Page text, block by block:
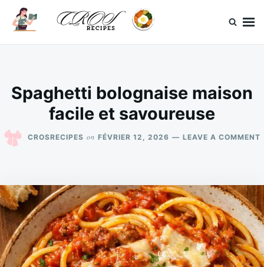
SkipSearch
for:
Spaghetti bolognaise maison
facile et savoureuse
CROSRECIPES on FÉVRIER 12, 2026 LEAVE A COMMENT